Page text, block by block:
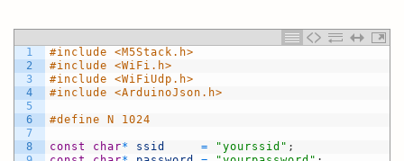
1
2
3
4
5
6
7
8
#include <M5Stack.h>
#include <WiFi.h>
#include <WiFiUdp.h>
#include <ArduinoJson.h>
#define N 1024
const char* ssid = "yourssid" ;